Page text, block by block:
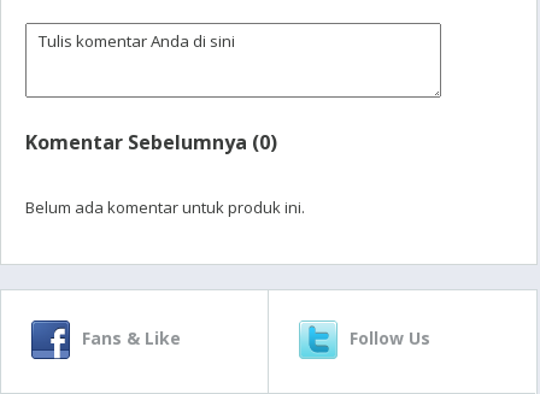
Komentar Sebelumnya (0)
Belum ada komentar untuk produk ini.
Fans & Like Follow Us